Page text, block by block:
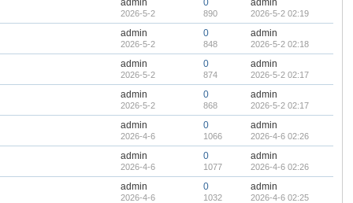
admin
2026-5-2
0
890
admin
2026-5-2 02:19
admin
2026-5-2
0
848
admin
2026-5-2 02:18
admin
2026-5-2
0
874
admin
2026-5-2 02:17
admin
2026-5-2
0
868
admin
2026-5-2 02:17
admin
2026-4-6
0
1066
admin
2026-4-6 02:26
admin
2026-4-6
0
1077
admin
2026-4-6 02:26
admin
2026-4-6
0
1032
admin
2026-4-6 02:25